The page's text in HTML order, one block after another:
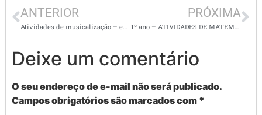
ANTERIOR PRÓXIMA
1º ano – ATIVIDADES DE MATEMÁTICA – NÚMEROS, OPERAÇÕES E SITUAÇÕES PROBLEMA
Deixe um comentário
O seu endereço de e-mail não será publicado.
Campos obrigatórios são marcados com *